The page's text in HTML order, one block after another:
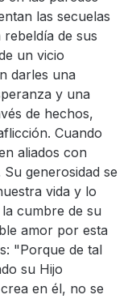
las secuelas
de sus
un vicio
darles una
y una
de hechos,
Cuando
aliados con
generosidad se
vida y lo
cumbre de su
amor por esta
"Porque de tal
su Hijo
en él, no se